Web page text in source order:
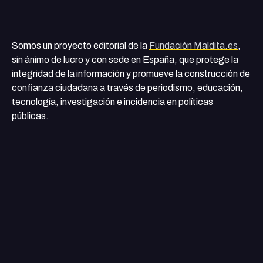
Somos un proyecto editorial de la Fundación Maldita.es,
sin ánimo de lucro y con sede en España, que protege la
integridad de la información y promueve la construcción de
confianza ciudadana a través de periodismo, educación,
tecnología, investigación e incidencia en políticas
públicas.